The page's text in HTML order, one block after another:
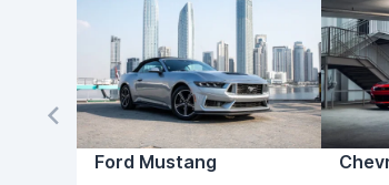
Ford Mustang